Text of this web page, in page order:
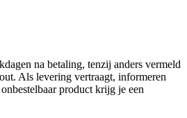
na betaling, tenzij anders vermeld
Als levering vertraagt, informeren
product krijg je een